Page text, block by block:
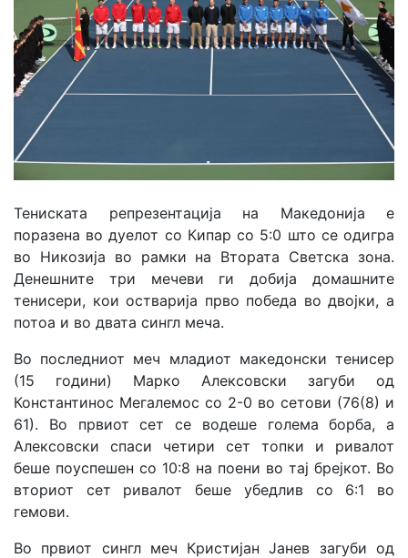
Тениската репрезентација на Македонија е
поразена во дуелот со Кипар со 5:0 што се одигра
во Никозија во рамки на Втората Светска зона.
Денешните три мечеви ги добија домашните
тенисери, кои остварија прво победа во двојки, а
потоа и во двата сингл меча.
Во последниот меч младиот македонски тенисер
(15 години) Марко Алексовски загуби од
Константинос Мегалемос со 2-0 во сетови (76(8) и
61). Во првиот сет се водеше голема борба, а
Алексовски спаси четири сет топки и ривалот
беше поуспешен со 10:8 на поени во тај брејкот. Во
вториот сет ривалот беше убедлив со 6:1 во
гемови.
Во првиот сингл меч Кристијан Јанев загуби од